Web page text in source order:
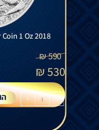
1 Oz 2018
590
₪
530
₪
-
+